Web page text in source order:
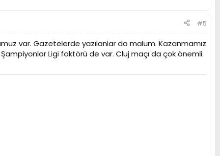
#5
var. Gazetelerde yazılanlar da malum. Kazanmamız
Ligi faktörü de var. Cluj maçı da çok önemli.